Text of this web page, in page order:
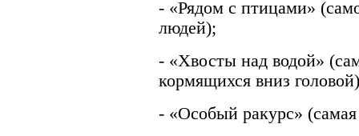
- «Рядом с птицами»
людей);
- «Хвосты над водой»
кормящихся вниз
- «Особый ракурс»